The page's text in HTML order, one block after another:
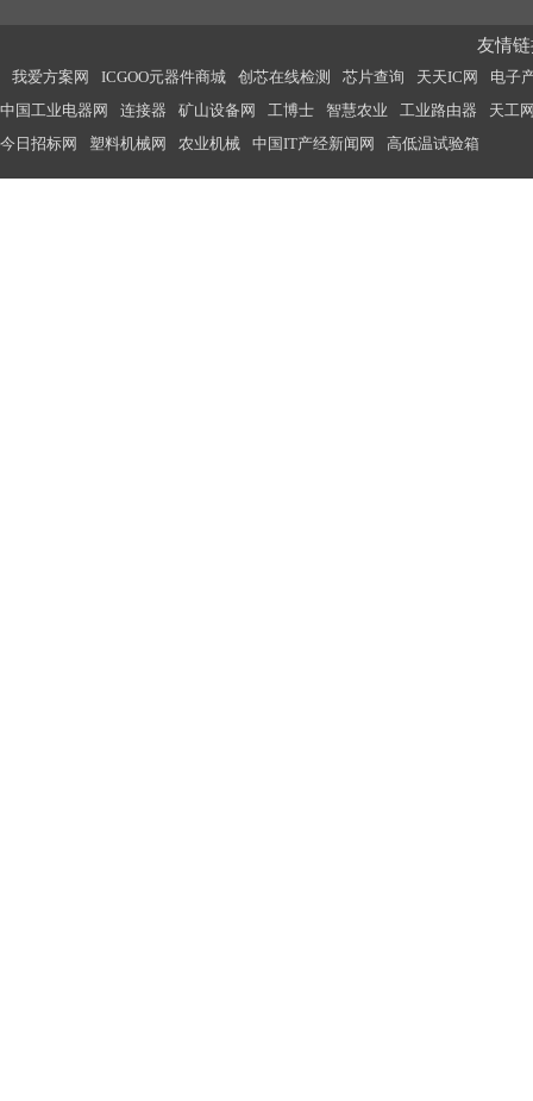
友情
我爱方案网 ICGOO元器件商城 创芯在线检测 芯片查询 天天IC网
电子
中国工业电器网
连接器 矿山设备网 工博士 智慧农业 工业路由器
天工
今日招标网
塑料机械网 农业机械 中国IT产经新闻网 高低温试验箱